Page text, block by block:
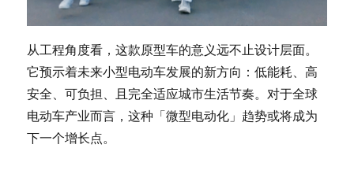
从工程角度看，这款原型车的意义远不止设计层面。
它预示着未来小型电动车发展的新方向：低能耗、高
安全、可负担、且完全适应城市生活节奏。对于全球
电动车产业而言，这种「微型电动化」趋势或将成为
下一个增长点。